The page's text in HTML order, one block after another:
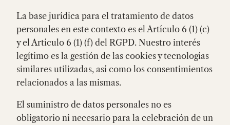
La base jurídica para el tratamiento de datos
personales en este contexto es el Artículo 6 (1) (c)
y el Artículo 6 (1) (f) del RGPD. Nuestro interés
legítimo es la gestión de las cookies y tecnologías
similares utilizadas, así como los consentimientos
relacionados a las mismas.
El suministro de datos personales no es
obligatorio ni necesario para la celebración de un